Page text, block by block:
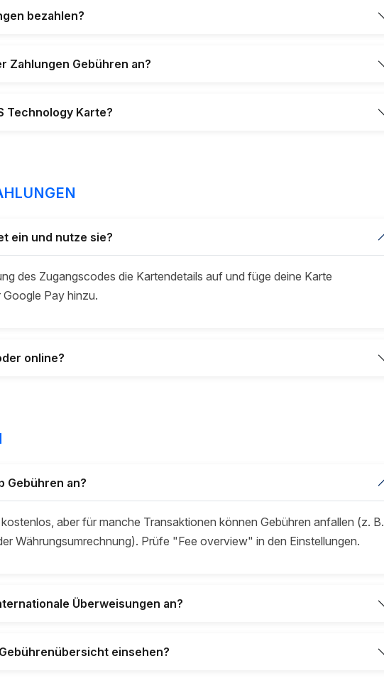
bezahlen?
Zahlungen Gebühren an?
Technology Karte?
ein und nutze sie?
des Zugangscodes die Kartendetails auf und füge deine Karte
Pay hinzu.
online?
Gebühren an?
aber für manche Transaktionen können Gebühren anfallen (z. B.
Währungsumrechnung). Prüfe "Fee overview" in den Einstellungen.
Überweisungen an?
einsehen?